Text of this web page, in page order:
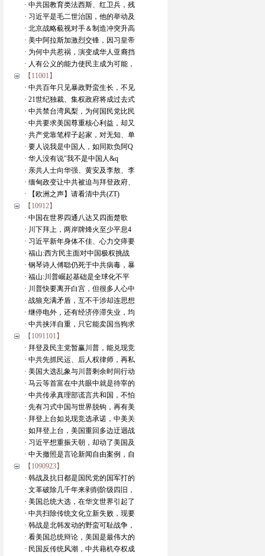
· 中共国教育类法西斯、红卫兵，残
· 习近平是毛二世治国，他的举动及
· 北京战略藐视对手＆制造冲突升高
· 美中阿拉斯加激烈交锋，因习皇帝
· 为何中共惹祸，演变成华人亚裔挡
· 人有公义的能力使民主成为可能，
【11001】
· 中共百年只见暴政野蛮生长，不见
· 21世纪独裁、集权政府将成过去式
· 中共禁台湾凤梨，为何国民党比民
· 中共要求美国尊重核心利益，却又
· 共产党靠笔桿子起家，对无知、单
· 要人说我是中国人，如同欺负阿Q
· 华人没有说"我不是中国人&q
· 亲共人士向华强、黄安及李敖、李
· 缅甸政变让中共被迫与拜登政府、
· 【欧洲之声】请看清中共(ZT)
【10912】
· 中国在世界四通八达又四面楚歌
· 川下拜上，两岸牌烽火至少平息4
· 习近平新年身体不佳、心力交瘁要
· 福山:西方民主面对中国极权挑战
· 钢琴诗人傅聪仍死于中共病毒，暴
· 福山:川普崛起基础是全球化不平
· 川普快要离开白宫，但很多人心中
· 战狼充满矛盾，互不干涉却连思想
· 继停电外，还有经济停滞失业，均
· 中共挟洋自重，只它能卖国当狗求
【1091101】
· 拜登及民主党暂赢川普，能兑现竞
· 中共先抓民运、后人权律师，再私
· 美国大选乱象与川普剩余时间行动
· 马云等首富在中共眼中就是待宰的
· 中共传承真理部谎言共和国，不怕
· 先有习式中国与世界脱钩，再有美
· 拜登上台如兑现竞选承诺，中美关
· 如拜登上台，美国重回多边迂迴战
· 习近平想重振天朝，却动了美国及
· 中天撤照是言论新闻自由案例，自
【1090923】
· 韩战及抗日都是国民党的国军打的
· 文革破除几千年来剥削阶级四旧，
· 美国总统大选，在华文世界引起了
· 中共扫除传统文化立新失败，现要
· 韩战是北韩发动的野蛮可耻战争，
· 看美国总统辩论，美国是最伟大的
· 民国反传统风潮，中共藉机夺权成